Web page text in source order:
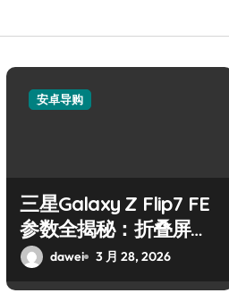
安卓导购
三星Galaxy Z Flip7 FE
参数全揭秘：折叠屏高
性价比优选
dawei 3 月 28, 2026